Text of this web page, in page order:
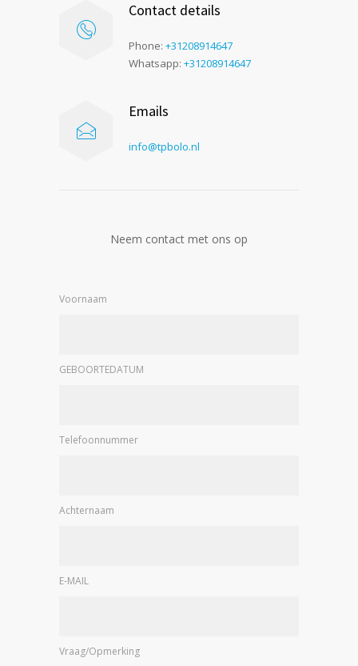
Contact details
Phone: +31208914647
Whatsapp: +31208914647
Emails
info@tpbolo.nl
Neem contact met ons op
Voornaam
GEBOORTEDATUM
Telefoonnummer
Achternaam
E-MAIL
Vraag/Opmerking